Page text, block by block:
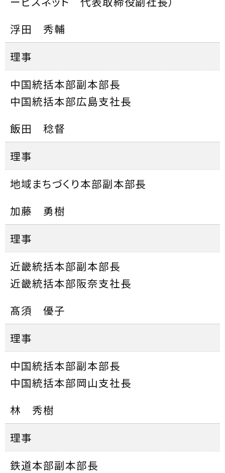
浮田 秀輔
理事
中国統括本部副本部長
中国統括本部広島支社長
飯田 稔督
理事
地域まちづくり本部副本部長
加藤 勇樹
理事
近畿統括本部副本部長
近畿統括本部阪奈支社長
髙須 優子
理事
中国統括本部副本部長
中国統括本部岡山支社長
林 秀樹
理事
鉄道本部副本部長